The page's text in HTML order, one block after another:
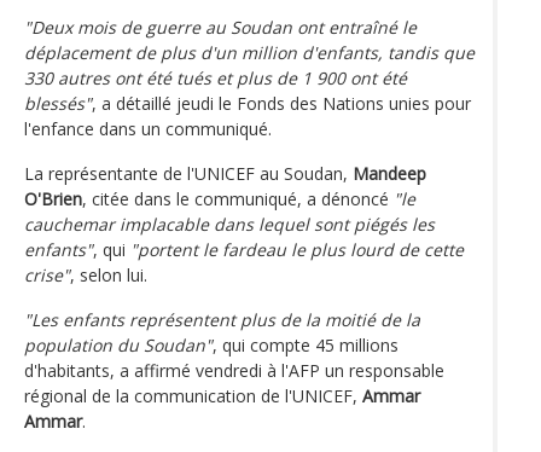
"Deux mois de guerre au Soudan ont entraîné le
déplacement de plus d'un million d'enfants, tandis que
330 autres ont été tués et plus de 1 900 ont été
blessés", a détaillé jeudi le Fonds des Nations unies pour
l'enfance dans un communiqué.
La représentante de l'UNICEF au Soudan, Mandeep
O'Brien, citée dans le communiqué, a dénoncé "le
cauchemar implacable dans lequel sont piégés les
enfants", qui "portent le fardeau le plus lourd de cette
crise", selon lui.
"Les enfants représentent plus de la moitié de la
population du Soudan", qui compte 45 millions
d'habitants, a affirmé vendredi à l'AFP un responsable
régional de la communication de l'UNICEF, Ammar
Ammar.